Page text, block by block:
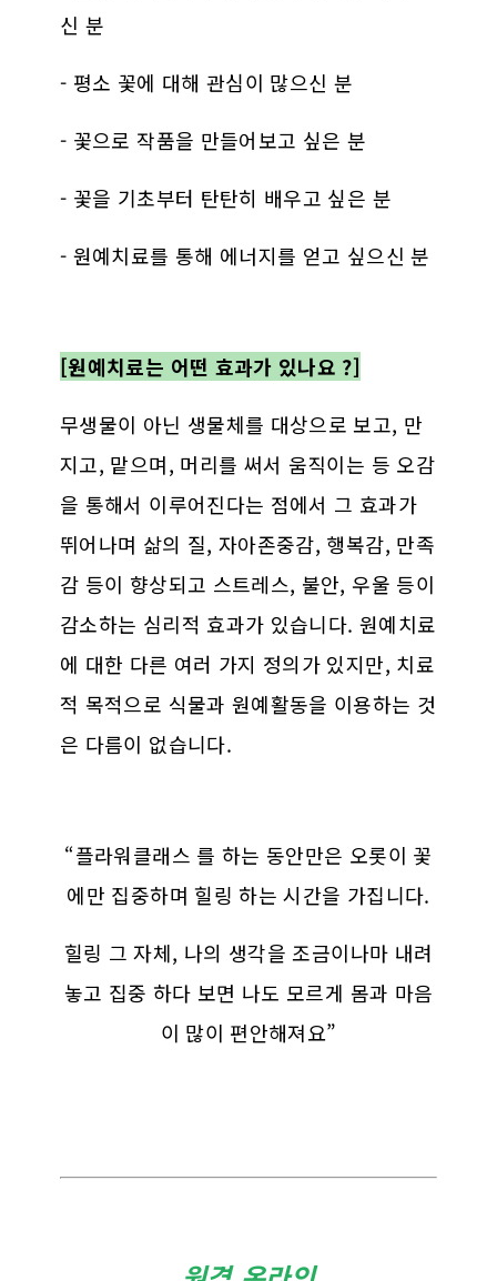
신 분
- 평소 꽃에 대해 관심이 많으신 분
- 꽃으로 작품을 만들어보고 싶은 분
- 꽃을 기초부터 탄탄히 배우고 싶은 분
- 원예치료를 통해 에너지를 얻고 싶으신 분
[원예치료는 어떤 효과가 있나요 ?]
무생물이 아닌 생물체를 대상으로 보고, 만
지고, 맡으며, 머리를 써서 움직이는 등 오감
을 통해서 이루어진다는 점에서 그 효과가
뛰어나며 삶의 질, 자아존중감, 행복감, 만족
감 등이 향상되고 스트레스, 불안, 우울 등이
감소하는 심리적 효과가 있습니다. 원예치료
에 대한 다른 여러 가지 정의가 있지만, 치료
적 목적으로 식물과 원예활동을 이용하는 것
은 다름이 없습니다.
“플라워클래스 를 하는 동안만은 오롯이 꽃
에만 집중하며 힐링 하는 시간을 가집니다.
힐링 그 자체, 나의 생각을 조금이나마 내려
놓고 집중 하다 보면 나도 모르게 몸과 마음
이 많이 편안해져요”